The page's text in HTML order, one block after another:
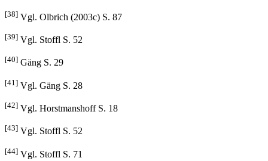
[37] Vgl. Vernooij und Schneider S. 20
[38] Vgl. Olbrich (2003c) S. 87
[39] Vgl. Stoffl S. 52
[40] Gäng S. 29
[41] Vgl. Gäng S. 28
[42] Vgl. Horstmanshoff S. 18
[43] Vgl. Stoffl S. 52